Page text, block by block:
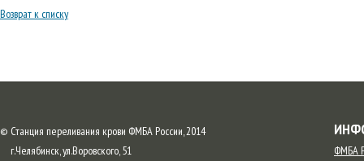
Возврат к списку
ФМБА
© Станция переливания крови ФМБА России, 2014
г.Челябинск, ул.Воровского, 51